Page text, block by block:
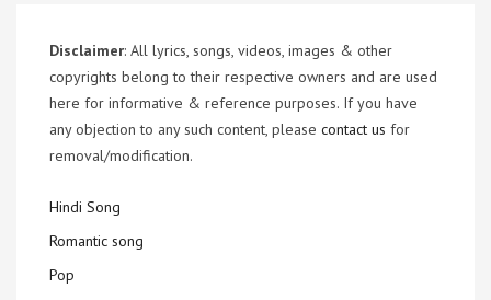
Disclaimer: All lyrics, songs, videos, images & other
copyrights belong to their respective owners and are used
here for informative & reference purposes. If you have
any objection to any such content, please contact us for
removal/modification.
Hindi Song
Romantic song
Pop